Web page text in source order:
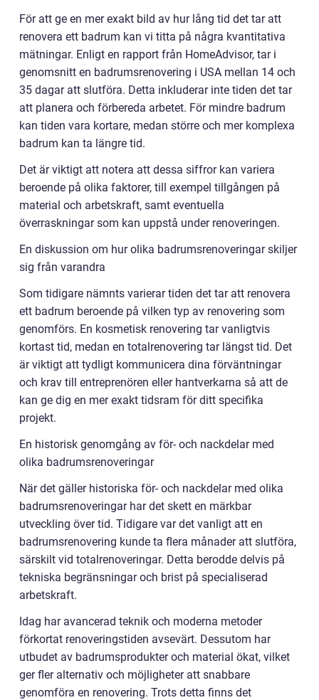
För att ge en mer exakt bild av hur lång tid det tar att
renovera ett badrum kan vi titta på några kvantitativa
mätningar. Enligt en rapport från HomeAdvisor, tar i
genomsnitt en badrumsrenovering i USA mellan 14 och
35 dagar att slutföra. Detta inkluderar inte tiden det tar
att planera och förbereda arbetet. För mindre badrum
kan tiden vara kortare, medan större och mer komplexa
badrum kan ta längre tid.
Det är viktigt att notera att dessa siffror kan variera
beroende på olika faktorer, till exempel tillgången på
material och arbetskraft, samt eventuella
överraskningar som kan uppstå under renoveringen.
En diskussion om hur olika badrumsrenoveringar skiljer
sig från varandra
Som tidigare nämnts varierar tiden det tar att renovera
ett badrum beroende på vilken typ av renovering som
genomförs. En kosmetisk renovering tar vanligtvis
kortast tid, medan en totalrenovering tar längst tid. Det
är viktigt att tydligt kommunicera dina förväntningar
och krav till entreprenören eller hantverkarna så att de
kan ge dig en mer exakt tidsram för ditt specifika
projekt.
En historisk genomgång av för- och nackdelar med
olika badrumsrenoveringar
När det gäller historiska för- och nackdelar med olika
badrumsrenoveringar har det skett en märkbar
utveckling över tid. Tidigare var det vanligt att en
badrumsrenovering kunde ta flera månader att slutföra,
särskilt vid totalrenoveringar. Detta berodde delvis på
tekniska begränsningar och brist på specialiserad
arbetskraft.
Idag har avancerad teknik och moderna metoder
förkortat renoveringstiden avsevärt. Dessutom har
utbudet av badrumsprodukter och material ökat, vilket
ger fler alternativ och möjligheter att snabbare
genomföra en renovering. Trots detta finns det